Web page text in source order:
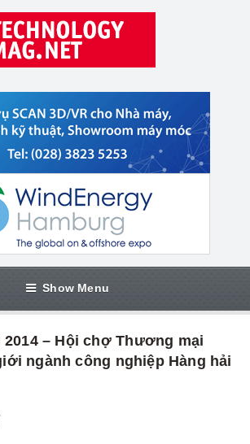
Show Menu
2014 – Hội chợ Thương mại
ngành công nghiệp Hàng hải